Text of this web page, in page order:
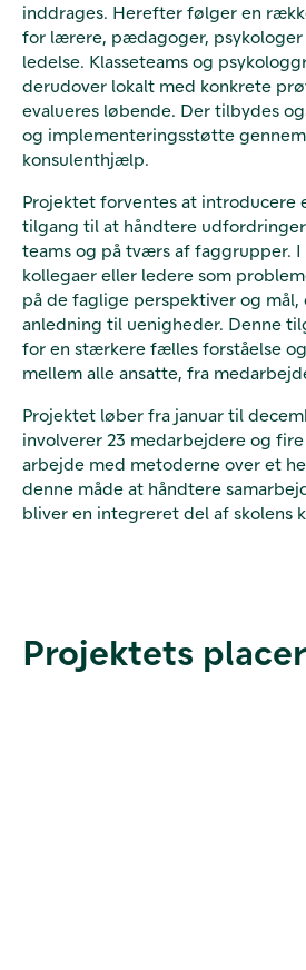
inddrages. Herefter følger en
for lærere, pædagoger, psykologer
ledelse. Klasseteams og
derudover lokalt med konkrete
evalueres løbende. Der tilbydes
og implementeringsstøtte
konsulenthjælp.
Projektet forventes at introducere
tilgang til at håndtere udfordringer
teams og på tværs af faggrupper.
kollegaer eller ledere som
på de faglige perspektiver og mål,
anledning til uenigheder. Denne
for en stærkere fælles forståelse
mellem alle ansatte, fra
Projektet løber fra januar til
involverer 23 medarbejdere og
arbejde med metoderne over et
denne måde at håndtere
bliver en integreret del af skolens
Projektets